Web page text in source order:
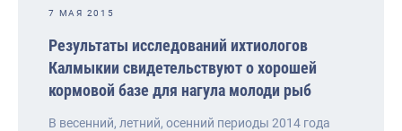
7 МАЯ 2015
Результаты исследований ихтиологов
Калмыкии свидетельствуют о хорошей
кормовой базе для нагула молоди рыб
В весенний, летний, осенний периоды 2014 года